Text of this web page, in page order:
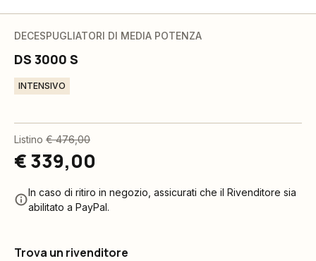
DECESPUGLIATORI DI MEDIA POTENZA
DS 3000 S
INTENSIVO
Listino € 476,00
€ 339,00
In caso di ritiro in negozio, assicurati che il Rivenditore sia
abilitato a PayPal.
Trova un rivenditore